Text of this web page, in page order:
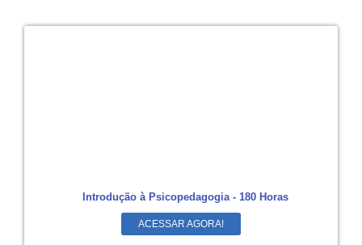
Introdução à Psicopedagogia - 180 Horas
ACESSAR AGORA!